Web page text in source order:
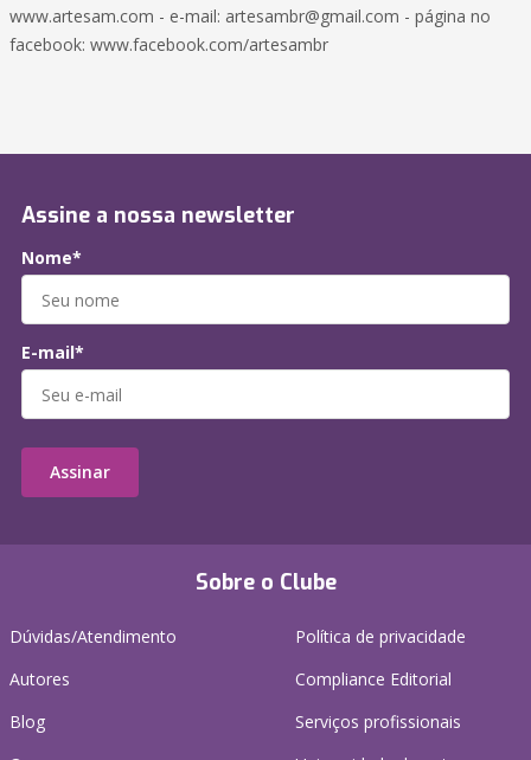
www.artesam.com - e-mail: artesambr@gmail.com - página no
facebook: www.facebook.com/artesambr
Sobre o Clube
Dúvidas/Atendimento
Autores
Blog
Política de privacidade
Compliance Editorial
Serviços profissionais
Assine a nossa newsletter
Nome*
E-mail*
Assinar